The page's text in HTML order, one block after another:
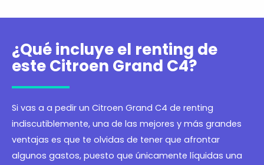
¿Qué incluye el renting de
este Citroen Grand C4?
Si vas a a pedir un Citroen Grand C4 de renting
indiscutiblemente, una de las mejores y más grandes
ventajas es que te olvidas de tener que afrontar
algunos gastos, puesto que únicamente líquidas una